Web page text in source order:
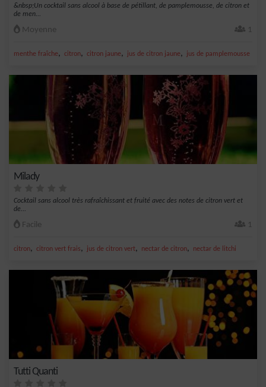
&nbsp;Un cocktail sans alcool à base de pétillant, de pamplemousse, de citron et
de men...
Moyenne 1
menthe fraîche, citron, citron jaune, jus de citron jaune, jus de pamplemousse
Milady
Cocktail sans alcool très rafraîchissant et fruité avec des notes de citron vert et
de...
Facile 1
citron, citron vert frais, jus de citron vert, nectar de citron, nectar de litchi
Tutti Quanti